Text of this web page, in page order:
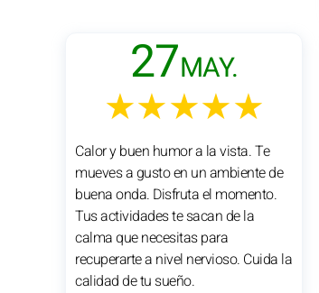
27MAY.
★★★★★
Calor y buen humor a la vista. Te
mueves a gusto en un ambiente de
buena onda. Disfruta el momento.
Tus actividades te sacan de la
calma que necesitas para
recuperarte a nivel nervioso. Cuida la
calidad de tu sueño.